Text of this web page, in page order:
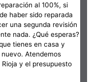
al 100%, si
haber sido reparada
una segunda revisión
nada. ¿Qué esperas?
tienes en casa y
Atendemos
y el presupuesto